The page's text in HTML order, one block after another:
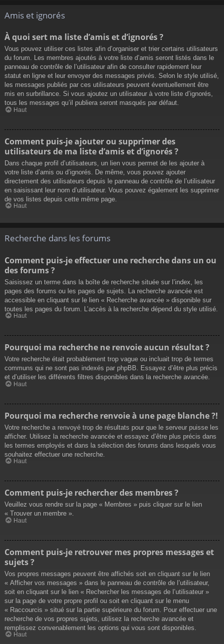
Amis et ignorés
À quoi sert ma liste d’amis et d’ignorés ?
Vous pouvez utiliser ces listes afin d’organiser et trier certains utilisateurs
du forum. Les membres ajoutés à votre liste d’amis seront listés dans le
panneau de contrôle de l’utilisateur afin de consulter rapidement leur
statut en ligne et leur envoyer des messages privés. Selon le style utilisé,
les messages publiés par ces utilisateurs peuvent éventuellement être
mis en surbrillance. Si vous ajoutez un utilisateur à votre liste d’ignorés,
tous les messages qu’il publiera seront masqués par défaut.
Haut
Comment puis-je ajouter ou supprimer des
utilisateurs de ma liste d’amis et d’ignorés ?
Dans chaque profil d’utilisateurs, un lien vous permet de les ajouter à
votre liste d’amis ou d’ignorés. De même, vous pouvez ajouter
directement des utilisateurs depuis le panneau de contrôle de l’utilisateur
en saisissant leur nom d’utilisateur. Vous pouvez également les supprimer
de vos listes depuis cette même page.
Haut
Recherche dans les forums
Comment puis-je effectuer une recherche dans un ou
des forums ?
Saisissez un terme dans la boîte de recherche située sur l’index, les
pages des forums ou les pages de sujets. La recherche avancée est
accessible en cliquant sur le lien « Recherche avancée » disponible sur
toutes les pages du forum. L’accès à la recherche dépend du style utilisé.
Haut
Pourquoi ma recherche ne renvoie aucun résultat ?
Votre recherche était probablement trop vague ou incluait trop de termes
communs qui ne sont pas indexés par phpBB. Essayez d’être plus précis
et d’utiliser les différents filtres disponibles dans la recherche avancée.
Haut
Pourquoi ma recherche renvoie à une page blanche ?!
Votre recherche a renvoyé trop de résultats pour que le serveur puisse les
afficher. Utilisez la recherche avancée et essayez d’être plus précis dans
les termes employés et dans la sélection des forums dans lesquels vous
souhaitez effectuer une recherche.
Haut
Comment puis-je rechercher des membres ?
Veuillez vous rendre sur la page « Membres » puis cliquer sur le lien
« Trouver un membre ».
Haut
Comment puis-je retrouver mes propres messages et
sujets ?
Vos propres messages peuvent être affichés soit en cliquant sur le lien
« Afficher vos messages » dans le panneau de contrôle de l’utilisateur,
soit en cliquant sur le lien « Rechercher les messages de l’utilisateur »
sur la page de votre propre profil ou soit en cliquant sur le menu
« Raccourcis » situé sur la partie supérieure du forum. Pour effectuer une
recherche de vos propres sujets, utilisez la recherche avancée et
remplissez convenablement les options qui vous sont disponibles.
Haut